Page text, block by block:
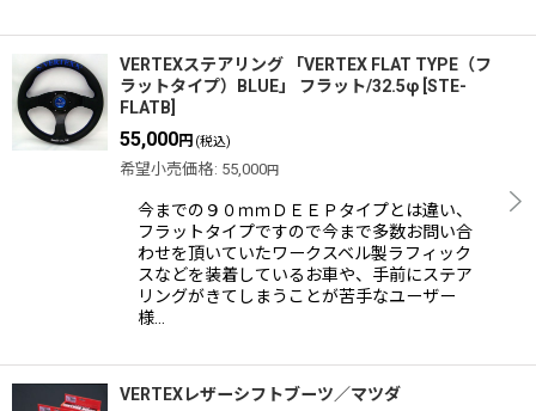
VERTEXステアリング 「VERTEX FLAT TYPE（フ
ラットタイプ）BLUE」 フラット/32.5φ STE-
FLATB
55,000円 (税込)
希望小売価格: 55,000円
今までの９０ｍｍＤＥＥＰタイプとは違い、
フラットタイプですので今まで多数お問い合
わせを頂いていたワークスベル製ラフィック
スなどを装着しているお車や、手前にステア
リングがきてしまうことが苦手なユーザー
様…
VERTEXレザーシフトブーツ／マツダ